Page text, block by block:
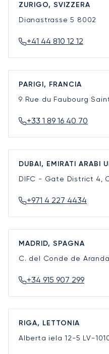
ZURIGO, SVIZZERA
Dianastrasse 5 8002
+41 44 810 12 12
PARIGI, FRANCIA
9 Rue du Faubourg
+33 1 89 16 40 70
DUBAI, EMIRATI ARABI
DIFC - Gate District 4,
+971 4 227 4434
MADRID, SPAGNA
C. del Conde de
+34 915 907 299
RIGA, LETTONIA
Alberta iela 12-5 LV-